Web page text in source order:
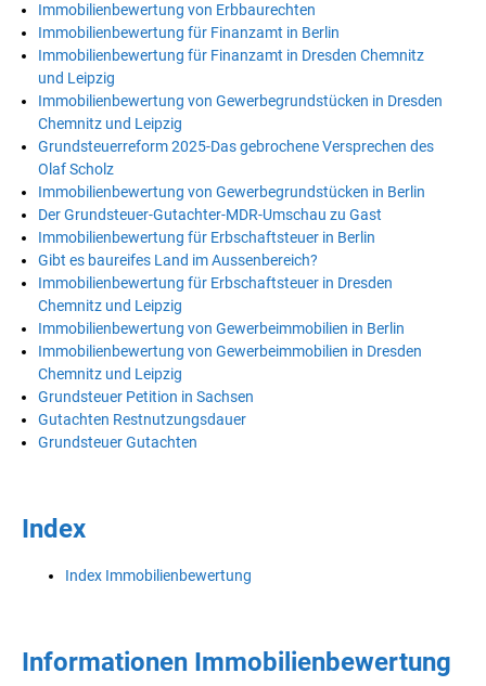
Immobilienbewertung von Erbbaurechten
Immobilienbewertung für Finanzamt in Berlin
Immobilienbewertung für Finanzamt in Dresden Chemnitz
und Leipzig
Immobilienbewertung von Gewerbegrundstücken in Dresden
Chemnitz und Leipzig
Grundsteuerreform 2025-Das gebrochene Versprechen des
Olaf Scholz
Immobilienbewertung von Gewerbegrundstücken in Berlin
Der Grundsteuer-Gutachter-MDR-Umschau zu Gast
Immobilienbewertung für Erbschaftsteuer in Berlin
Gibt es baureifes Land im Aussenbereich?
Immobilienbewertung für Erbschaftsteuer in Dresden
Chemnitz und Leipzig
Immobilienbewertung von Gewerbeimmobilien in Berlin
Immobilienbewertung von Gewerbeimmobilien in Dresden
Chemnitz und Leipzig
Grundsteuer Petition in Sachsen
Gutachten Restnutzungsdauer
Grundsteuer Gutachten
Index
Index Immobilienbewertung
Informationen Immobilienbewertung